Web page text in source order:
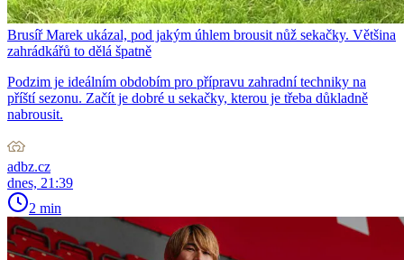
Brusíř Marek ukázal, pod jakým úhlem brousit nůž sekačky. Většina
zahrádkářů to dělá špatně
Podzim je ideálním obdobím pro přípravu zahradní techniky na
příští sezonu. Začít je dobré u sekačky, kterou je třeba důkladně
nabrousit.
adbz.cz
dnes, 21:39
2 min